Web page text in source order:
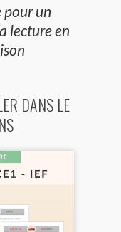
pour un
lecture en
DANS LE